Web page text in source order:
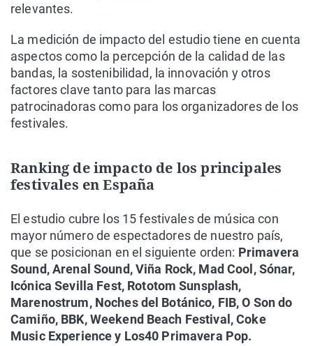
relevantes.
La medición de impacto del estudio tiene en cuenta
aspectos como la percepción de la calidad de las
bandas, la sostenibilidad, la innovación y otros
factores clave tanto para las marcas
patrocinadoras como para los organizadores de los
festivales.
Ranking de impacto de los principales
festivales en España
El estudio cubre los 15 festivales de música con
mayor número de espectadores de nuestro país,
que se posicionan en el siguiente orden: Primavera
Sound, Arenal Sound, Viña Rock, Mad Cool, Sónar,
Icónica Sevilla Fest, Rototom Sunsplash,
Marenostrum, Noches del Botánico, FIB, O Son do
Camiño, BBK, Weekend Beach Festival, Coke
Music Experience y Los40 Primavera Pop.